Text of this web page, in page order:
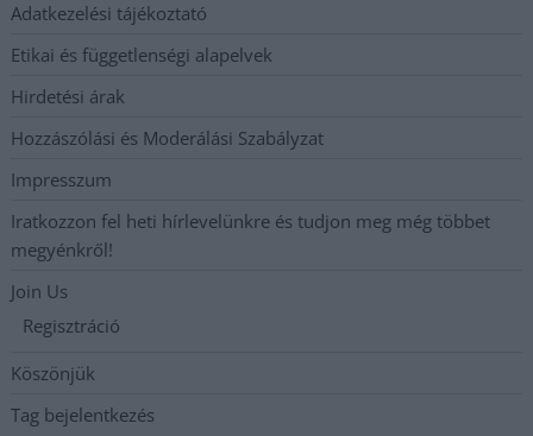
Adatkezelési tájékoztató
Etikai és függetlenségi alapelvek
Hirdetési árak
Hozzászólási és Moderálási Szabályzat
Impresszum
Iratkozzon fel heti hírlevelünkre és tudjon meg még többet
megyénkről!
Join Us
Regisztráció
Köszönjük
Tag bejelentkezés